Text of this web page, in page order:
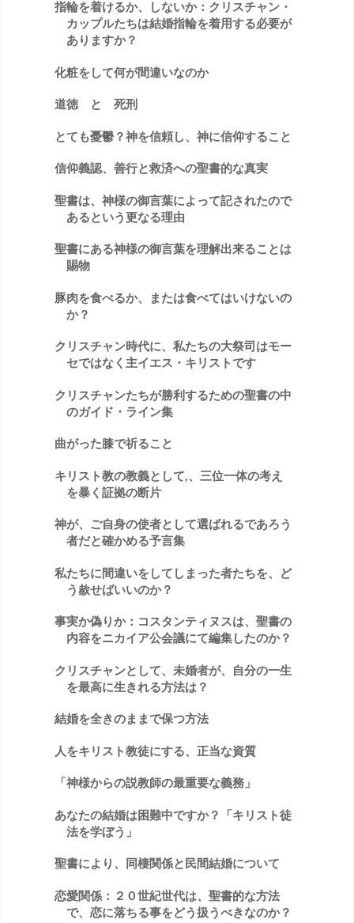
指輪を着けるか、しないか：クリスチャン・
カップルたちは結婚指輪を着用する必要が
ありますか？
化粧をして何が間違いなのか
道徳 と 死刑
とても憂鬱？神を信頼し、神に信仰すること
信仰義認、善行と救済への聖書的な真実
聖書は、神様の御言葉によって記されたので
あるという更なる理由
聖書にある神様の御言葉を理解出来ることは
賜物
豚肉を食べるか、または食べてはいけないの
か？
クリスチャン時代に、私たちの大祭司はモー
セではなく主イエス・キリストです
クリスチャンたちが勝利するための聖書の中
のガイド・ライン集
曲がった膝で祈ること
キリスト教の教義として,、三位一体の考え
を暴く証拠の断片
神が、ご自身の使者として選ばれるであろう
者だと確かめる予言集
私たちに間違いをしてしまった者たちを、ど
う赦せばいいのか？
事実か偽りか：コスタンティヌスは、聖書の
内容をニカイア公会議にて編集したのか？
クリスチャンとして、未婚者が、自分の一生
を最高に生きれる方法は？
結婚を全きのままで保つ方法
人をキリスト教徒にする、正当な資質
「神様からの説教師の最重要な義務」
あなたの結婚は困難中ですか？「キリスト徒
法を学ぼう」
聖書により、同棲関係と民間結婚について
恋愛関係：２０世紀世代は、聖書的な方法
で、恋に落ちる事をどう扱うべきなのか？